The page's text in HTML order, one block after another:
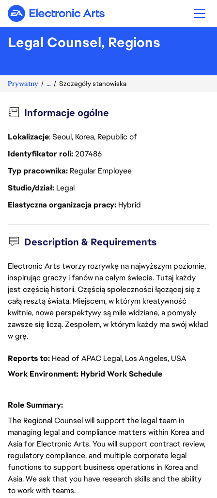
Electronic Arts
Legal Counsel, Regions
Prywatny ... Szczegóły stanowiska
Informacje ogólne
Lokalizacje: Seoul, Korea, Republic of
Identyfikator roli207486
Typ pracownika Regular Employee
Studio/dział Legal
Elastyczna organizacja pracy Hybrid
Description & Requirements
Electronic Arts tworzy rozrywkę na najwyższym poziomie,
inspirując graczy i fanów na całym świecie. Tutaj każdy
jest częścią historii. Częścią społeczności łączącej się z
całą resztą świata. Miejscem, w którym kreatywność
kwitnie, nowe perspektywy są mile widziane, a pomysły
zawsze się liczą. Zespołem, w którym każdy ma swój wkład
w grę.
Reports to: Head of APAC Legal, Los Angeles, USA
Work Environment: Hybrid Work Schedule
Role Summary:
The Regional Counsel will support the legal team in
managing legal and compliance matters within Korea and
Asia for Electronic Arts. You will support contract review,
regulatory compliance, and multiple corporate legal
functions to support business operations in Korea and
Asia. We ask that you have research skills and the ability
to work with teams.